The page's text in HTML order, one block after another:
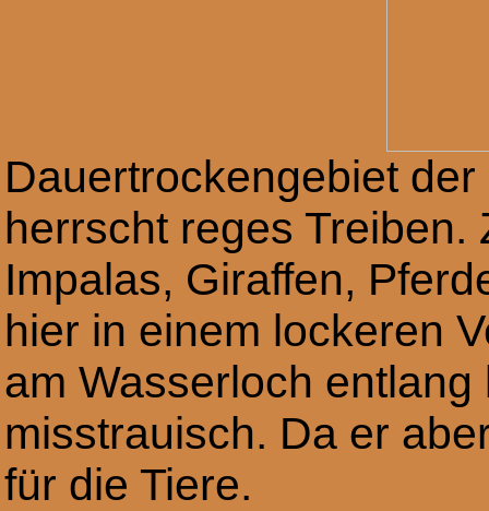
Dauertrockengebiet
herrscht reges
Impalas, Giraffen,
hier in einem lockeren
am Wasserloch
misstrauisch. Da er
für die Tiere.